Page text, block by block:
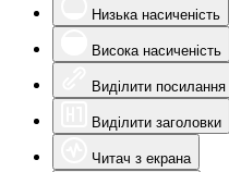
Низька насиченість
Висока насиченість
Виділити посилання
Виділити заголовки
Читач з екрана